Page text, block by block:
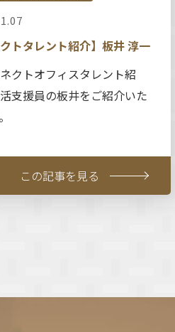
クトタレント紹介】板井 淳一
クトオフィスタレント紹
支援員の板井をご紹介いた
この記事を見る